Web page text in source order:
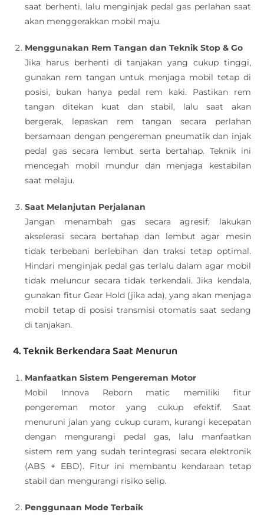
saat berhenti, lalu menginjak pedal gas perlahan saat
akan menggerakkan mobil maju.
Menggunakan Rem Tangan dan Teknik Stop & Go
Jika harus berhenti di tanjakan yang cukup tinggi,
gunakan rem tangan untuk menjaga mobil tetap di
posisi, bukan hanya pedal rem kaki. Pastikan rem
tangan ditekan kuat dan stabil, lalu saat akan
bergerak, lepaskan rem tangan secara perlahan
bersamaan dengan pengereman pneumatik dan injak
pedal gas secara lembut serta bertahap. Teknik ini
mencegah mobil mundur dan menjaga kestabilan
saat melaju.
Saat Melanjutan Perjalanan
Jangan menambah gas secara agresif; lakukan
akselerasi secara bertahap dan lembut agar mesin
tidak terbebani berlebihan dan traksi tetap optimal.
Hindari menginjak pedal gas terlalu dalam agar mobil
tidak meluncur secara tidak terkendali. Jika kendala,
gunakan fitur Gear Hold (jika ada), yang akan menjaga
mobil tetap di posisi transmisi otomatis saat sedang
di tanjakan.
4. Teknik Berkendara Saat Menurun
Manfaatkan Sistem Pengereman Motor
Mobil Innova Reborn matic memiliki fitur
pengereman motor yang cukup efektif. Saat
menuruni jalan yang cukup curam, kurangi kecepatan
dengan mengurangi pedal gas, lalu manfaatkan
sistem rem yang sudah terintegrasi secara elektronik
(ABS + EBD). Fitur ini membantu kendaraan tetap
stabil dan mengurangi risiko selip.
Penggunaan Mode Terbaik